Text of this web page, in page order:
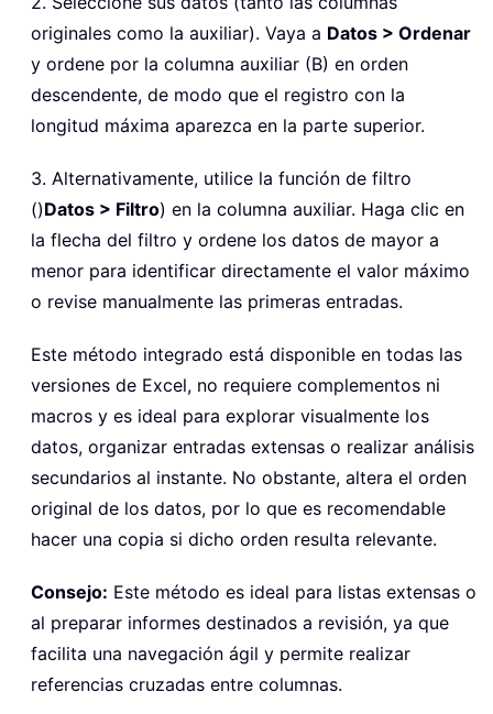
originales como la auxiliar). Vaya a Datos > Ordenar
y ordene por la columna auxiliar (B) en orden
descendente, de modo que el registro con la
longitud máxima aparezca en la parte superior.
3. Alternativamente, utilice la función de filtro
()Datos > Filtro) en la columna auxiliar. Haga clic en
la flecha del filtro y ordene los datos de mayor a
menor para identificar directamente el valor máximo
o revise manualmente las primeras entradas.
Este método integrado está disponible en todas las
versiones de Excel, no requiere complementos ni
macros y es ideal para explorar visualmente los
datos, organizar entradas extensas o realizar análisis
secundarios al instante. No obstante, altera el orden
original de los datos, por lo que es recomendable
hacer una copia si dicho orden resulta relevante.
Consejo: Este método es ideal para listas extensas o
al preparar informes destinados a revisión, ya que
facilita una navegación ágil y permite realizar
referencias cruzadas entre columnas.